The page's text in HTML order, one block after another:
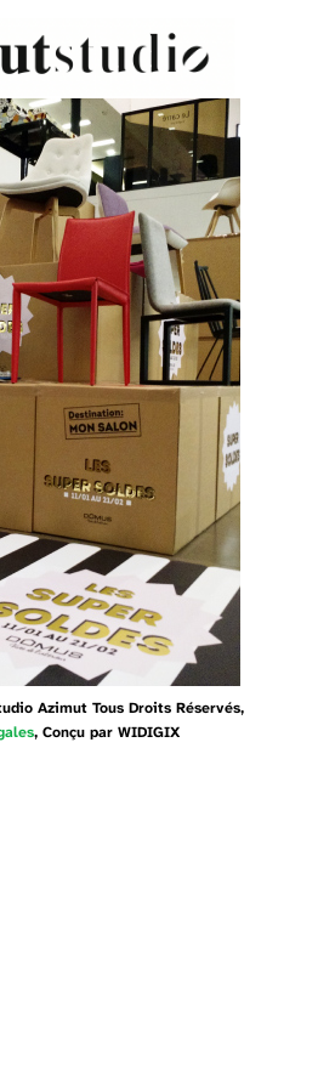
Azimut Tous Droits Réservés,
, Conçu par WIDIGIX